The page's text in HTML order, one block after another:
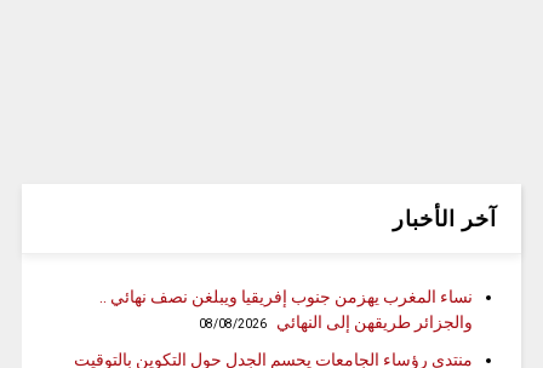
آخر الأخبار
نساء المغرب يهزمن جنوب إفريقيا ويبلغن نصف نهائي ..
والجزائر طريقهن إلى النهائي
08/08/2026
منتدى رؤساء الجامعات يحسم الجدل حول التكوين بالتوقيت